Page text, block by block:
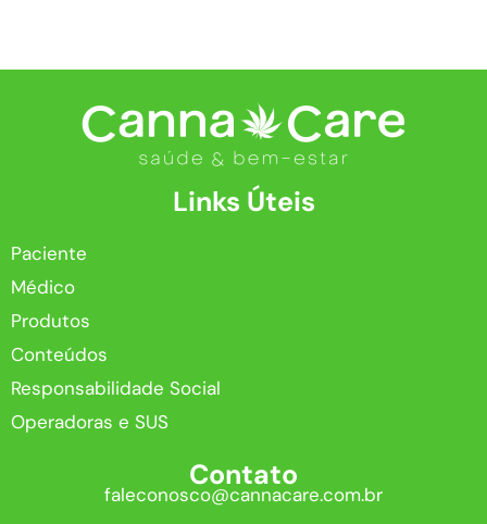
Links Úteis
Paciente
Médico
Produtos
Conteúdos
Responsabilidade Social
Operadoras e SUS
Contato
faleconosco@cannacare.com.br